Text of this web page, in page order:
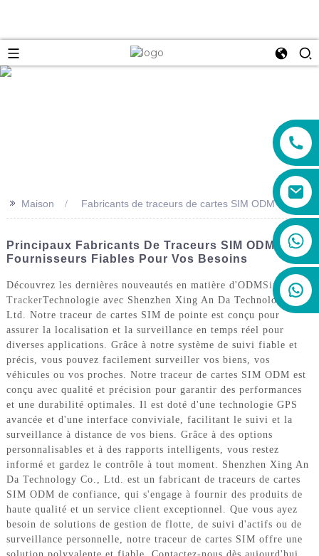
>> Maison Fabricants de traceurs de cartes SIM ODM
Principaux Fabricants De Traceurs SIM ODM : Des
Fournisseurs Fiables Pour Vos Besoins
Découvrez les dernières nouveautés en matière d'ODMSim
TrackerTechnologie avec Shenzhen Xing An Da Technology Co.,
Ltd. Notre traceur de cartes SIM de pointe est conçu pour
assurer la localisation et la surveillance en temps réel pour
diverses applications. Grâce à notre système de suivi fiable et
précis, vous pouvez facilement surveiller vos biens, vos
véhicules ou vos proches. Notre traceur de cartes SIM ODM est
conçu avec qualité et précision pour garantir des performances
et une durabilité optimales. Il est doté d'une technologie GPS
avancée et d'une interface conviviale, facilitant le suivi et la
surveillance à distance de vos biens. Grâce à des options
personnalisables et à des rapports intelligents, vous restez
informé et gardez le contrôle à tout moment. Shenzhen Xing An
Da Technology Co., Ltd. est un fabricant de traceurs de cartes
SIM ODM de confiance, qui s'engage à fournir des produits de
haute qualité et un service client exceptionnel. Que vous ayez
besoin de solutions de gestion de flotte, de suivi d'actifs ou de
surveillance personnelle, notre traceur de cartes SIM offre une